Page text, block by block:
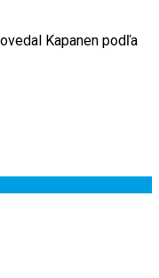
Kapanen podľa